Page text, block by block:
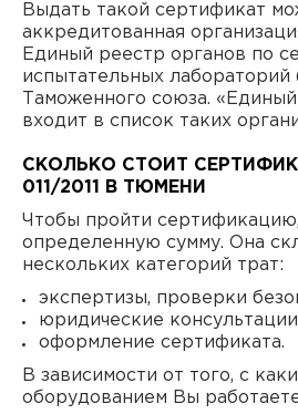
Выдать такой сертификат
аккредитованная
Единый реестр органов по
испытательных лабораторий
Таможенного союза.
входит в список таких
СКОЛЬКО СТОИТ
011/2011 В ТЮМЕНИ
Чтобы пройти
определeнную сумму. Она
нескольких категорий трат:
экспертизы, проверки
юридические
оформление сертификата.
В зависимости от того, с
оборудованием Вы